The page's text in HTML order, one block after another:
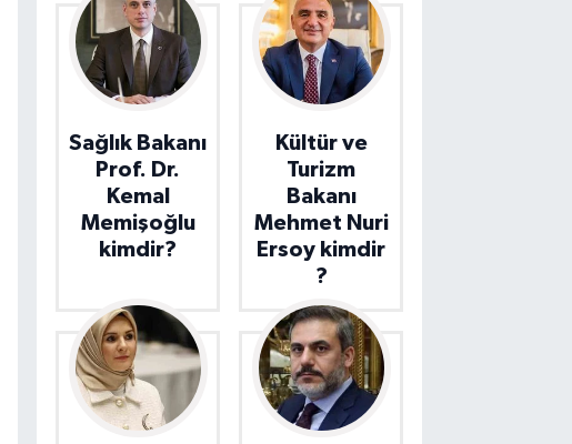
Sağlık Bakanı
Prof. Dr.
Kemal
Memişoğlu
kimdir?
Kültür ve
Turizm
Bakanı
Mehmet Nuri
Ersoy kimdir
?